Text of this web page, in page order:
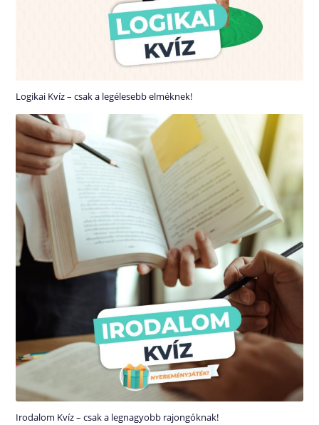
Logikai Kvíz – csak a legélesebb elméknek!
Irodalom Kvíz – csak a legnagyobb rajongóknak!